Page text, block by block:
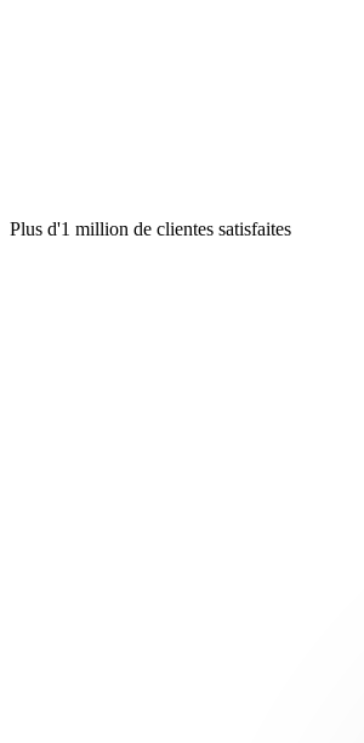
Plus d'1 million de clientes satisfaites